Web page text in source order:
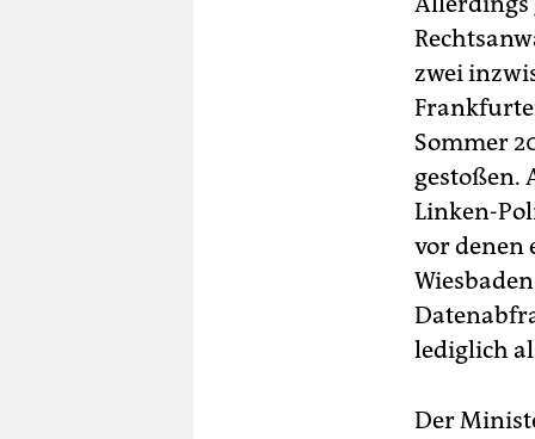
zwei
Sommer
gestoßen.
Linken-
vor denen
lediglich
Der